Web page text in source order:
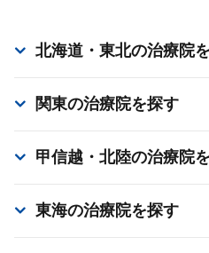
北海道・東北の治療院
関東の治療院を探す
甲信越・北陸の治療院
東海の治療院を探す